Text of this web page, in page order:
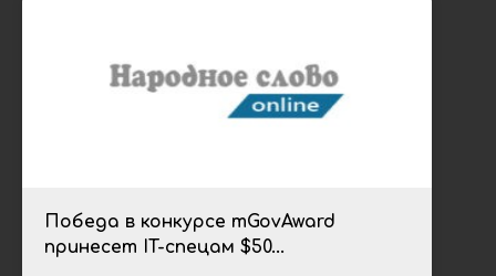
Победа в конкурсе mGovAward
принесет IT-спецам $50...